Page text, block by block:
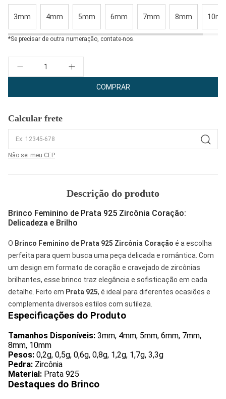
3mm 4mm 5mm 6mm 7mm 8mm
*Se precisar de outra numeração, contate-nos.
Quantidade
COMPRAR
Calcular frete
Não sei meu CEP
Descrição do produto
Brinco Feminino de Prata 925 Zircônia Coração:
Delicadeza e Brilho
O Brinco Feminino de Prata 925 Zircônia Coração é a escolha
perfeita para quem busca uma peça delicada e romântica. Com
um design em formato de coração e cravejado de zircônias
brilhantes, esse brinco traz elegância e sofisticação em cada
detalhe. Feito em Prata 925, é ideal para diferentes ocasiões e
complementa diversos estilos com sutileza.
Especificações do Produto
Tamanhos Disponíveis: 3mm, 4mm, 5mm, 6mm, 7mm,
8mm, 10mm
Pesos: 0,2g, 0,5g, 0,6g, 0,8g, 1,2g, 1,7g, 3,3g
Pedra: Zircônia
Material: Prata 925
Destaques do Brinco